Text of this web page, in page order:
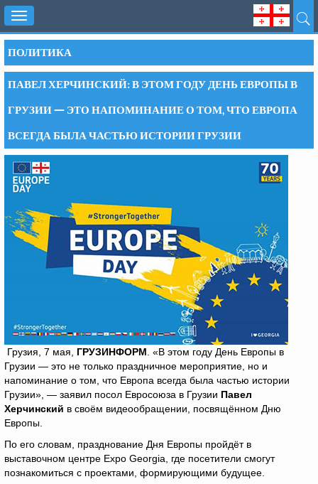
Toggle
navigation
ПОЛИТИКА
ПАВЕЛ ХЕРЧИНСКИЙ: В ЭТОМ ГОДУ ДЕНЬ ЕВРОПЫ В
ГРУЗИИ — ЭТО НАПОМИНАНИЕ О ТОМ, ЧТО ЕВРОПА
ВСЕГДА БЫЛА ЧАСТЬЮ ИСТОРИИ ГРУЗИИ
Грузия, 7 мая, ГРУЗИНФОРМ . «В этом году День Европы в
Грузии — это не только праздничное мероприятие, но и
напоминание о том, что Европа всегда была частью истории
Грузии», — заявил посол Евросоюза в Грузии Павел
Херчинский в своём видеообращении, посвящённом Дню
Европы.
По его словам, празднование Дня Европы пройдёт в
выставочном центре Expo Georgia, где посетители смогут
познакомиться с проектами, формирующими будущее.